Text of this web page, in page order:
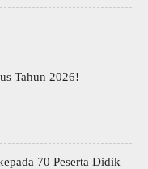
Tahun 2026!
70 Peserta Didik